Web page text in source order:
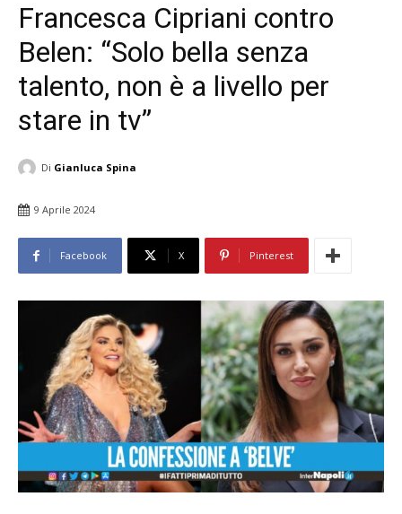
Francesca Cipriani contro
Belen: “Solo bella senza
talento, non è a livello per
stare in tv”
Di Gianluca Spina
9 Aprile 2024
Facebook X Pinterest